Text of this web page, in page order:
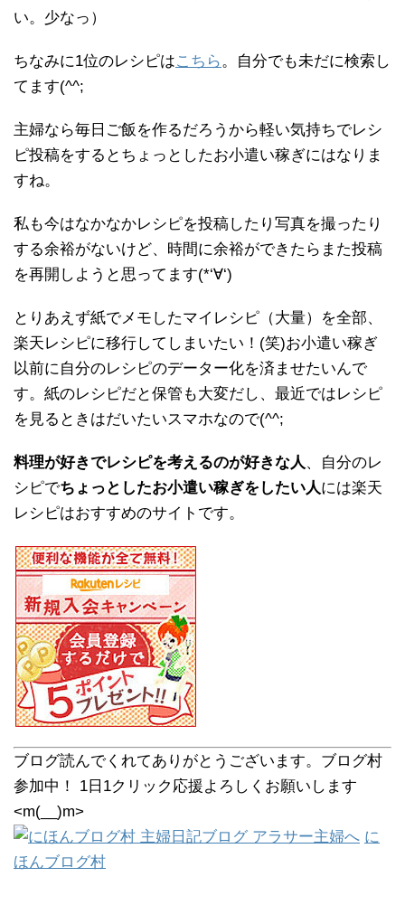
い。少なっ）
ちなみに1位のレシピはこちら。自分でも未だに検索し
てます(^^;
主婦なら毎日ご飯を作るだろうから軽い気持ちでレシ
ピ投稿をするとちょっとしたお小遣い稼ぎにはなりま
すね。
私も今はなかなかレシピを投稿したり写真を撮ったり
する余裕がないけど、時間に余裕ができたらまた投稿
を再開しようと思ってます(*‘∀‘)
とりあえず紙でメモしたマイレシピ（大量）を全部、
楽天レシピに移行してしまいたい！(笑)お小遣い稼ぎ
以前に自分のレシピのデーター化を済ませたいんで
す。紙のレシピだと保管も大変だし、最近ではレシピ
を見るときはだいたいスマホなので(^^;
料理が好きでレシピを考えるのが好きな人、自分のレ
シピでちょっとしたお小遣い稼ぎをしたい人には楽天
レシピはおすすめのサイトです。
ブログ読んでくれてありがとうございます。ブログ村
参加中！ 1日1クリック応援よろしくお願いします
<m(__)m>
に
ほんブログ村